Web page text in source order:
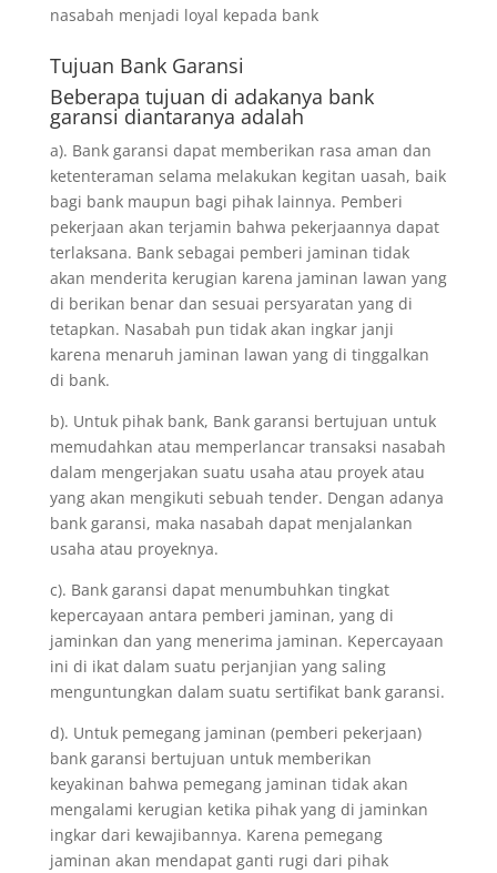
nasabah menjadi loyal kepada bank
Tujuan Bank Garansi
Beberapa tujuan di adakanya bank
garansi diantaranya adalah
a). Bank garansi dapat memberikan rasa aman dan
ketenteraman selama melakukan kegitan uasah, baik
bagi bank maupun bagi pihak lainnya. Pemberi
pekerjaan akan terjamin bahwa pekerjaannya dapat
terlaksana. Bank sebagai pemberi jaminan tidak
akan menderita kerugian karena jaminan lawan yang
di berikan benar dan sesuai persyaratan yang di
tetapkan. Nasabah pun tidak akan ingkar janji
karena menaruh jaminan lawan yang di tinggalkan
di bank.
b). Untuk pihak bank, Bank garansi bertujuan untuk
memudahkan atau memperlancar transaksi nasabah
dalam mengerjakan suatu usaha atau proyek atau
yang akan mengikuti sebuah tender. Dengan adanya
bank garansi, maka nasabah dapat menjalankan
usaha atau proyeknya.
c). Bank garansi dapat menumbuhkan tingkat
kepercayaan antara pemberi jaminan, yang di
jaminkan dan yang menerima jaminan. Kepercayaan
ini di ikat dalam suatu perjanjian yang saling
menguntungkan dalam suatu sertifikat bank garansi.
d). Untuk pemegang jaminan (pemberi pekerjaan)
bank garansi bertujuan untuk memberikan
keyakinan bahwa pemegang jaminan tidak akan
mengalami kerugian ketika pihak yang di jaminkan
ingkar dari kewajibannya. Karena pemegang
jaminan akan mendapat ganti rugi dari pihak